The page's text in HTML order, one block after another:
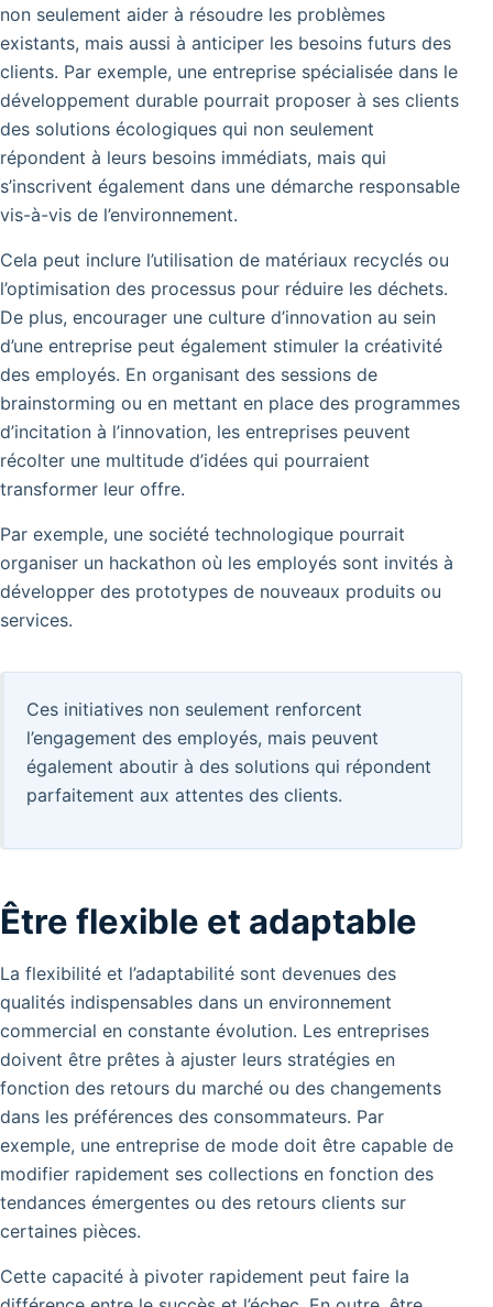
non seulement aider à résoudre les problèmes
existants, mais aussi à anticiper les besoins futurs des
clients. Par exemple, une entreprise spécialisée dans le
développement durable pourrait proposer à ses clients
des solutions écologiques qui non seulement
répondent à leurs besoins immédiats, mais qui
s’inscrivent également dans une démarche responsable
vis-à-vis de l’environnement.
Cela peut inclure l’utilisation de matériaux recyclés ou
l’optimisation des processus pour réduire les déchets.
De plus, encourager une culture d’innovation au sein
d’une entreprise peut également stimuler la créativité
des employés. En organisant des sessions de
brainstorming ou en mettant en place des programmes
d’incitation à l’innovation, les entreprises peuvent
récolter une multitude d’idées qui pourraient
transformer leur offre.
Par exemple, une société technologique pourrait
organiser un hackathon où les employés sont invités à
développer des prototypes de nouveaux produits ou
services.
Ces initiatives non seulement renforcent
l’engagement des employés, mais peuvent
également aboutir à des solutions qui répondent
parfaitement aux attentes des clients.
Être flexible et adaptable
La flexibilité et l’adaptabilité sont devenues des
qualités indispensables dans un environnement
commercial en constante évolution. Les entreprises
doivent être prêtes à ajuster leurs stratégies en
fonction des retours du marché ou des changements
dans les préférences des consommateurs. Par
exemple, une entreprise de mode doit être capable de
modifier rapidement ses collections en fonction des
tendances émergentes ou des retours clients sur
certaines pièces.
Cette capacité à pivoter rapidement peut faire la